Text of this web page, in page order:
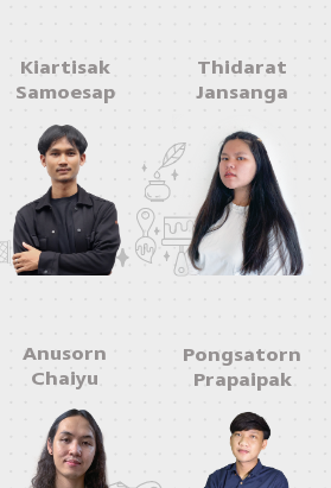
Kiartisak
Samoesap
Thidarat
Jansanga
Anusorn
Chaiyu
Pongsatorn
Prapaipak